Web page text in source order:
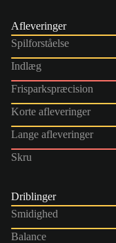
Afleveringer
Spilforståelse
Indlæg
Frisparkspræcision
Korte afleveringer
Lange afleveringer
Skru
Driblinger
Smidighed
Balance